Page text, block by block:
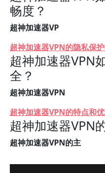
畅度？
超神加速器VP
超神加速器VPN的隐私保
超神加速器VPN
全？
超神加速器VPN
超神加速器VPN的特点和
超神加速器VPN
超神加速器VPN的主